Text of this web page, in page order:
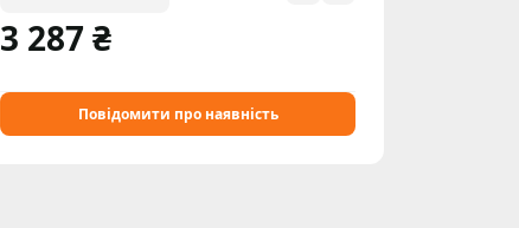
3 287 ₴
Повідомити про наявність